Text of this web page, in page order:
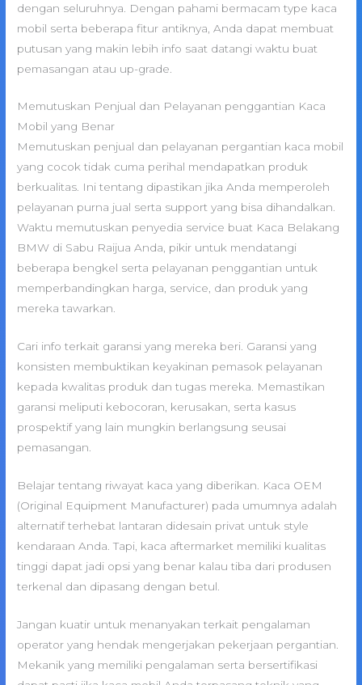
dengan seluruhnya. Dengan pahami bermacam type kaca
mobil serta beberapa fitur antiknya, Anda dapat membuat
putusan yang makin lebih info saat datangi waktu buat
pemasangan atau up-grade.
Memutuskan Penjual dan Pelayanan penggantian Kaca
Mobil yang Benar
Memutuskan penjual dan pelayanan pergantian kaca mobil
yang cocok tidak cuma perihal mendapatkan produk
berkualitas. Ini tentang dipastikan jika Anda memperoleh
pelayanan purna jual serta support yang bisa dihandalkan.
Waktu memutuskan penyedia service buat Kaca Belakang
BMW di Sabu Raijua Anda, pikir untuk mendatangi
beberapa bengkel serta pelayanan penggantian untuk
memperbandingkan harga, service, dan produk yang
mereka tawarkan.
Cari info terkait garansi yang mereka beri. Garansi yang
konsisten membuktikan keyakinan pemasok pelayanan
kepada kwalitas produk dan tugas mereka. Memastikan
garansi meliputi kebocoran, kerusakan, serta kasus
prospektif yang lain mungkin berlangsung seusai
pemasangan.
Belajar tentang riwayat kaca yang diberikan. Kaca OEM
(Original Equipment Manufacturer) pada umumnya adalah
alternatif terhebat lantaran didesain privat untuk style
kendaraan Anda. Tapi, kaca aftermarket memiliki kualitas
tinggi dapat jadi opsi yang benar kalau tiba dari produsen
terkenal dan dipasang dengan betul.
Jangan kuatir untuk menanyakan terkait pengalaman
operator yang hendak mengerjakan pekerjaan pergantian.
Mekanik yang memiliki pengalaman serta bersertifikasi